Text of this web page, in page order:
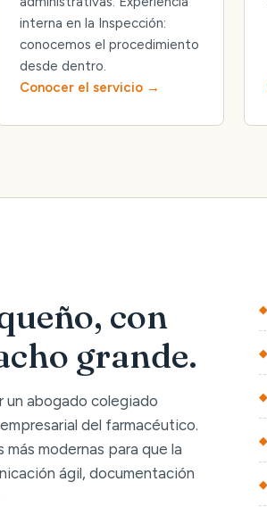
interna en la Inspección:
conocemos el procedimiento
desde dentro.
Conocer el servicio
con
grande.
un abogado colegiado
del farmacéutico.
modernas para que la
ágil, documentación